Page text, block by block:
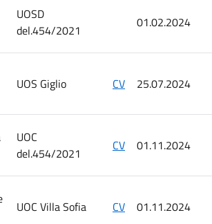
UOSD
del.454/2021
01.02.2024
UOS Giglio CV 25.07.2024
UOC
del.454/2021
CV 01.11.2024
UOC Villa Sofia CV 01.11.2024